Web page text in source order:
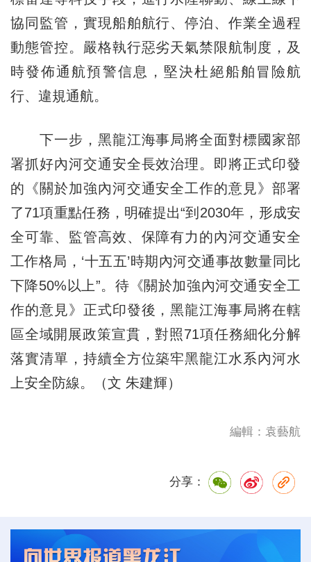
協同監管，實現船舶航行、停泊、作業全過程
動態管控。嚴格執行惡劣天氣禁限航制度，及
時發佈通航預警信息，堅決杜絕船舶冒險航
行、違規通航。
下一步，黑龍江海事局將全面對標國家部
署抓好內河交通安全長效治理。即將正式印發
的《關於加強內河交通安全工作的意見》部署
了71項重點任務，明確提出“到2030年，形成安
全可靠、監管高效、保障有力的內河交通安全
工作格局，‘十五五’時期內河交通事故數量同比
下降50%以上”。待《關於加強內河交通安全工
作的意見》正式印發後，黑龍江海事局將在轄
區全域開展政策宣貫，對照71項任務細化分解
落實清單，持續全方位築牢黑龍江水系內河水
上安全防線。（文 朱建輝）
編輯：袁藝航
分享：